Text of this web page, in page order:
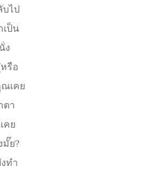
บไป
ป็น
ง
รือ
เคย
ตา
คย
ย?
ทำ